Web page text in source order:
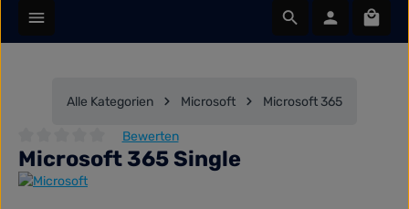
Alle Kategorien Microsoft Microsoft 365
Durchschnittliche Bewertung von 0 von 5 Sternen
Bewerten
Microsoft 365 Single